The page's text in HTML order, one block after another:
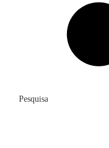
Pesquisa